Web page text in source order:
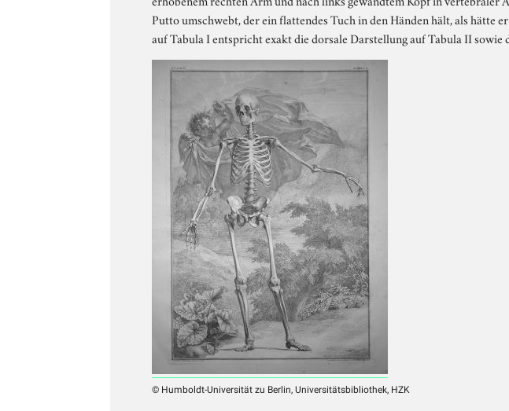
Putto umschwebt, der ein flattendes Tuch in den Händen hält, als hätte
auf Tabula I entspricht exakt die dorsale Darstellung auf Tabula II
© Humboldt-Universität zu Berlin, Universitätsbibliothek, HZK